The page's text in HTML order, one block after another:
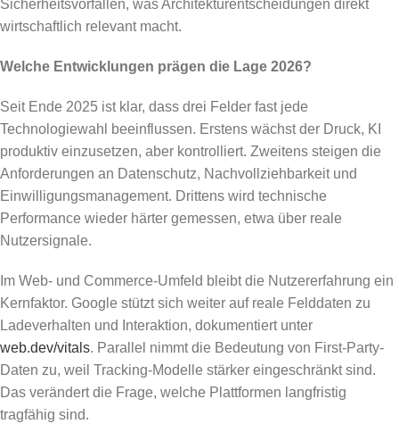
Sicherheitsvorfällen, was Architekturentscheidungen direkt
wirtschaftlich relevant macht.
Welche Entwicklungen prägen die Lage 2026?
Seit Ende 2025 ist klar, dass drei Felder fast jede
Technologiewahl beeinflussen. Erstens wächst der Druck, KI
produktiv einzusetzen, aber kontrolliert. Zweitens steigen die
Anforderungen an Datenschutz, Nachvollziehbarkeit und
Einwilligungsmanagement. Drittens wird technische
Performance wieder härter gemessen, etwa über reale
Nutzersignale.
Im Web- und Commerce-Umfeld bleibt die Nutzererfahrung ein
Kernfaktor. Google stützt sich weiter auf reale Felddaten zu
Ladeverhalten und Interaktion, dokumentiert unter
web.dev/vitals. Parallel nimmt die Bedeutung von First-Party-
Daten zu, weil Tracking-Modelle stärker eingeschränkt sind.
Das verändert die Frage, welche Plattformen langfristig
tragfähig sind.